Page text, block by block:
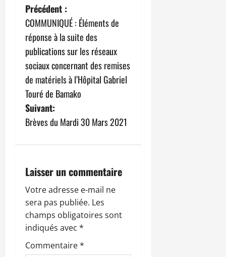
N
a
v
i
g
a
o
n
d
’
Précédent :
COMMUNIQUÉ : Éléments de
réponse à la suite des
publications sur les réseaux
sociaux concernant des remises
de matériels à l’Hôpital Gabriel
Touré de Bamako
Suivant:
Brèves du Mardi 30 Mars 2021
Laisser un commentaire
Votre adresse e-mail ne
sera pas publiée. Les
champs obligatoires sont
indiqués avec *
Commentaire*